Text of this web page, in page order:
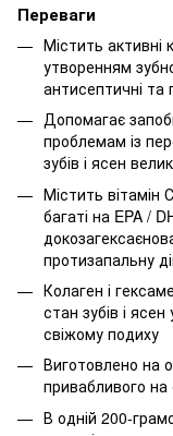
Переваги
Містить
утворенням
антисептичні та
Допомагає
проблемам із
зубів і ясен
Містить вітамін
багаті на EPA /
протизапальну
Колаген і
стан зубів і
свіжому подиху
Виготовлено на
привабливого на
В одній 200-